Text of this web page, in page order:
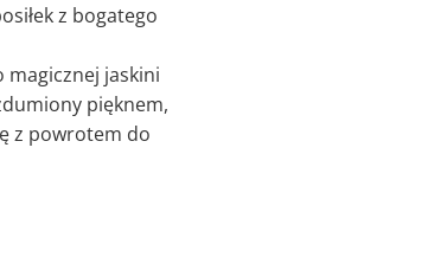
z bogatego
magicznej jaskini
pięknem,
z powrotem do